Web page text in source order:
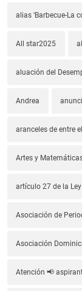
alias ‘Barbecue-La
All star2025
aluación del
Andrea
aranceles de entre
Artes y
artículo 27 de la
Asociación de
Asociación
Atención 📢